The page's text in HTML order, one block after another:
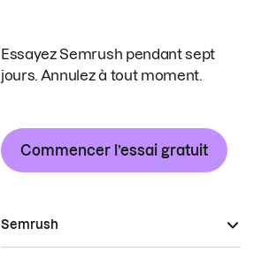
Essayez Semrush pendant sept
jours. Annulez à tout moment.
Commencer l’essai gratuit
Semrush